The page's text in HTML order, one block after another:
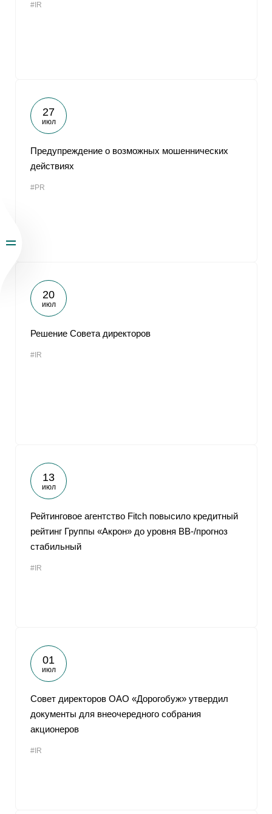
#IR
27
июл
Предупреждение о возможных мошеннических
действиях
#PR
20
июл
Решение Совета директоров
#IR
13
июл
Рейтинговое агентство Fitch повысило кредитный
рейтинг Группы «Акрон» до уровня BB-/прогноз
стабильный
#IR
01
июл
Совет директоров ОАО «Дорогобуж» утвердил
документы для внеочередного собрания
акционеров
#IR